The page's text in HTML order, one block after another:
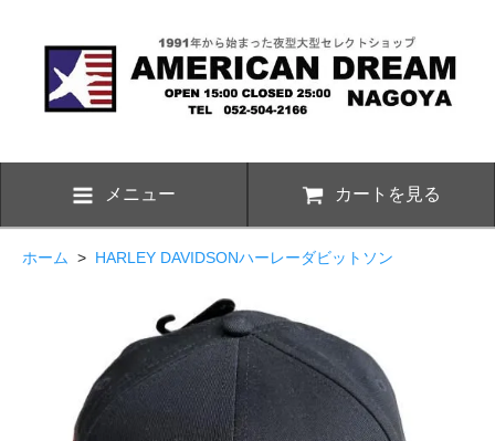
メニュー カートを見る
ホーム > HARLEY DAVIDSONハーレーダビットソン